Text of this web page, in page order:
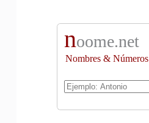
noome.net
Nombres & Números